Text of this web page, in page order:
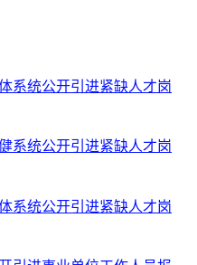
系统公开引进紧缺人才岗
系统公开引进紧缺人才岗
系统公开引进紧缺人才岗